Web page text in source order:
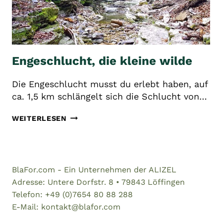
Engeschlucht, die kleine wilde
Die Engeschlucht musst du erlebt haben, auf
ca. 1,5 km schlängelt sich die Schlucht von…
WEITERLESEN ENGESCHLUCHT,
BlaFor.com - Ein Unternehmen der ALIZEL
Adresse: Untere Dorfstr. 8 • 79843 Löffingen
Telefon: +49 (0)7654 80 88 288
E-Mail: kontakt@blafor.com